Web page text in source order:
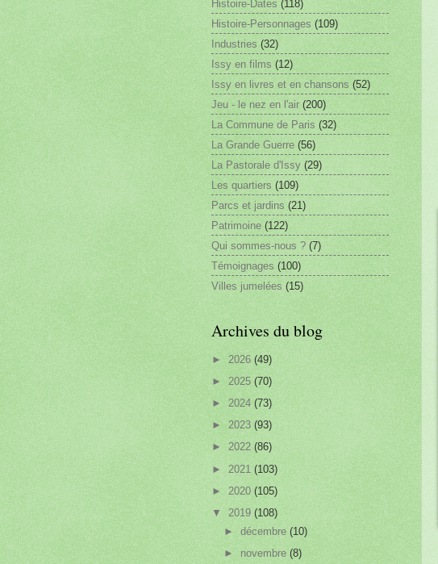
Histoire-Dates (118)
Histoire-Personnages (109)
Industries (32)
Issy en films (12)
Issy en livres et en chansons (52)
Jeu - le nez en l'air (200)
La Commune de Paris (32)
La Grande Guerre (56)
La Pastorale d'Issy (29)
Les quartiers (109)
Parcs et jardins (21)
Patrimoine (122)
Qui sommes-nous ? (7)
Témoignages (100)
Villes jumelées (15)
Archives du blog
► 2026 (49)
► 2025 (70)
► 2024 (73)
► 2023 (93)
► 2022 (86)
► 2021 (103)
► 2020 (105)
▼ 2019 (108)
►décembre(10)
► novembre(8)